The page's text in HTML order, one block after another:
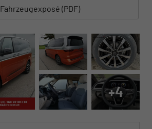
Fahrzeugexposé (PDF)
+4